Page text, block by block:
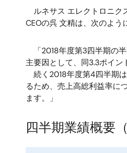
ルネサス エレクトロニク
CEOの呉 文精は、次のよう
「2018年度第3四半期の
主要因として、同3.3ポイン
続く2018年度第4四半期
るため、売上高総利益率に
ます。」
四半期業績概要（